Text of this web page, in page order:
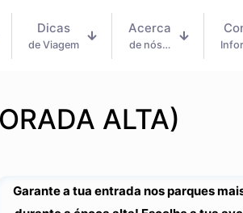
Dicas
de Viagem
Acerca
de nós…
ALTA)
Garante a tua entrada nos parques